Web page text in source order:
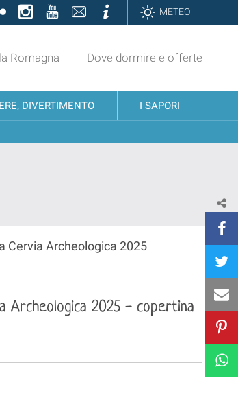
FlickrInstagramYouTubeContattiInformazioniMETEO
Romagna Dove dormire e offerte
DIVERTIMENTO I SAPORI
Cervia Archeologica 2025